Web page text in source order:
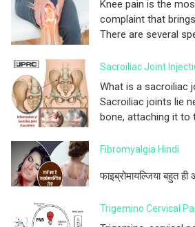
Knee pain is the
complaint that
There are several
Sacroiliac Joint
What is a sacroiliac
Sacroiliac joints lie
bone, attaching it to
Fibromyalgia Hindi
फाइब्रोमायल्जिया बहुत
Trigemino Cervical